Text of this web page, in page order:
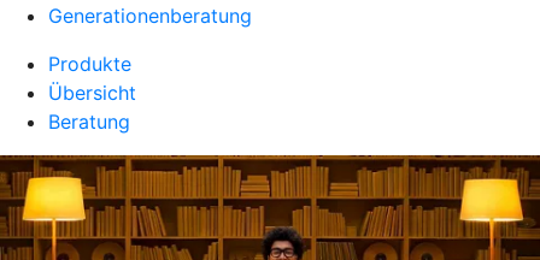
Generationenberatung
Produkte
Übersicht
Beratung